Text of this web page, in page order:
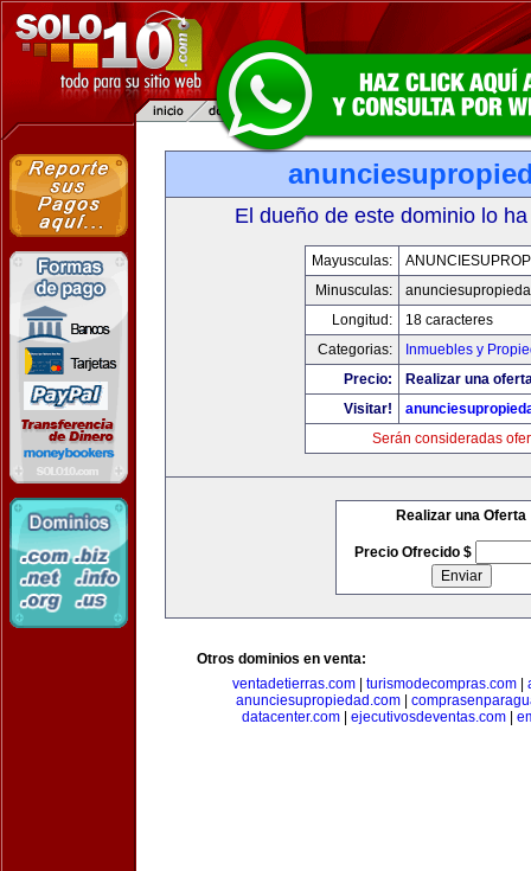
El dueño de este dominio lo
Mayusculas:
Minusculas:
Longitud:
18 caracteres
Categorias:
Inmuebles y
Precio:
Realizar una
Visitar!
Serán consideradas
Realizar una Oferta
Precio Ofrecido $
Otros dominios en venta:
ventadetierras.com
turismodecompras.com
anunciesupropiedad.com|
datacenter.com
ejecutivosdeventas.com